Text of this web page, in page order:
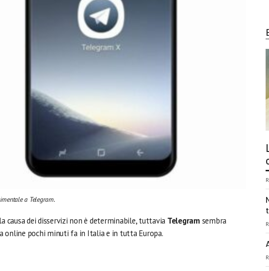
a Telegram.
causa dei disservizi non è determinabile, tuttavia Telegram sembra
online pochi minuti fa in Italia e in tutta Europa.